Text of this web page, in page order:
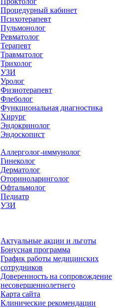
Процедурный кабинет
Психотерапевт
Пульмонолог
Ревматолог
Терапевт
Травматолог
Трихолог
УЗИ
Уролог
Физиотерапевт
Флеболог
Функциональная диагностика
Хирург
Эндокринолог
Эндоскопист
Аллерголог-иммунолог
Гинеколог
Дерматолог
Оториноларинголог
Офтальмолог
Педиатр
УЗИ
Актуальные акции и льготы
Бонусная программа
График работы медицинских
сотрудников
Доверенность на сопровождение
несовершеннолетнего
Карта сайта
Клинические рекомендации